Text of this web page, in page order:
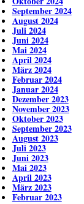
September 2024
August 2024
Juli 2024
Juni 2024
Mai 2024
April 2024
März 2024
Februar 2024
Januar 2024
Dezember 2023
November 2023
Oktober 2023
September 2023
August 2023
Juli 2023
Juni 2023
Mai 2023
April 2023
März 2023
Februar 2023